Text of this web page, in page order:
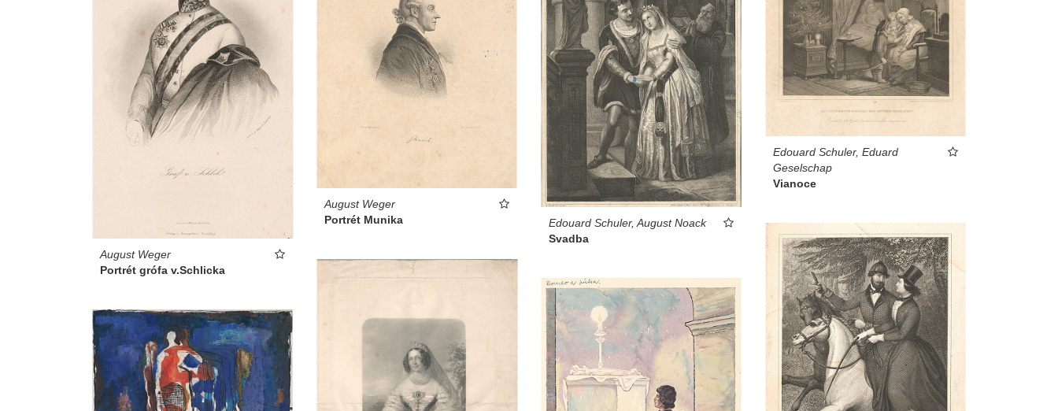
August Weger
Portrét grófa v.Schlicka
August Weger
Portrét Munika
Edouard Schuler, August Noack
Svadba
Edouard Schuler, Eduard
Geselschap
Vianoce